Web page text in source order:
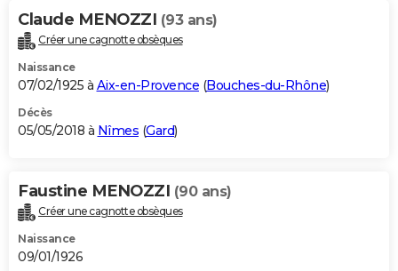
Claude MENOZZI (93 ans)
Créer une cagnotte obsèques
Naissance
07/02/1925 à Aix-en-Provence (Bouches-du-Rhône)
Décès
05/05/2018 à Nîmes (Gard)
Faustine MENOZZI (90 ans)
Créer une cagnotte obsèques
Naissance
09/01/1926